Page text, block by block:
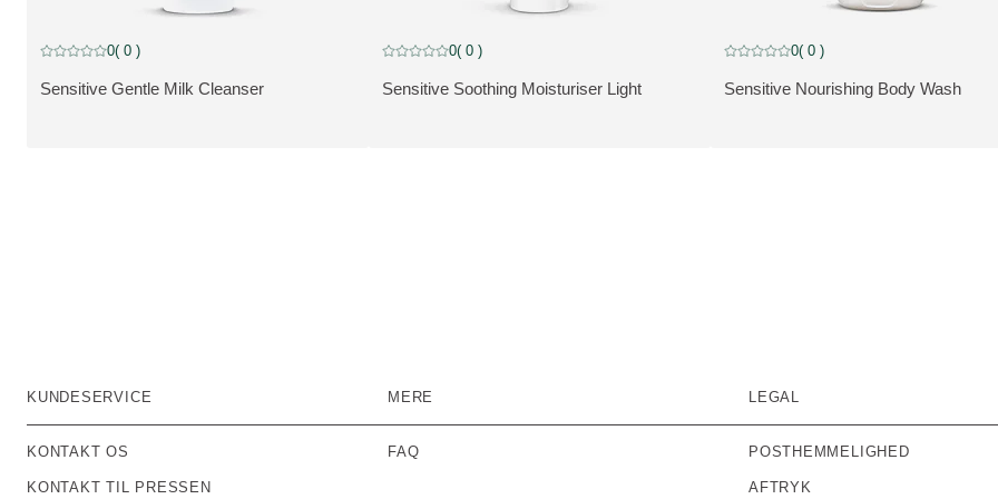
VIS PRODUKT:
Sensitive Gentle Milk Cleanser
Current rating: 0 out of 5 stars rated by 0 customers
0( 0 )
VIS PRODUKT:
Sensitive Soothing Moisturiser Light
Current rating: 0 out of 5 stars rated by 0 customers
0( 0 )
VIS PRODUKT:
Sensitive Nourishing Body Wash
Current rating: 0 out of 5 stars rated by 0
0( 0 )
KUNDESERVICE
KONTAKT OS
KONTAKT TIL PRESSEN
MERE
FAQ
LEGAL
POSTHEMMELIGHED
AFTRYK